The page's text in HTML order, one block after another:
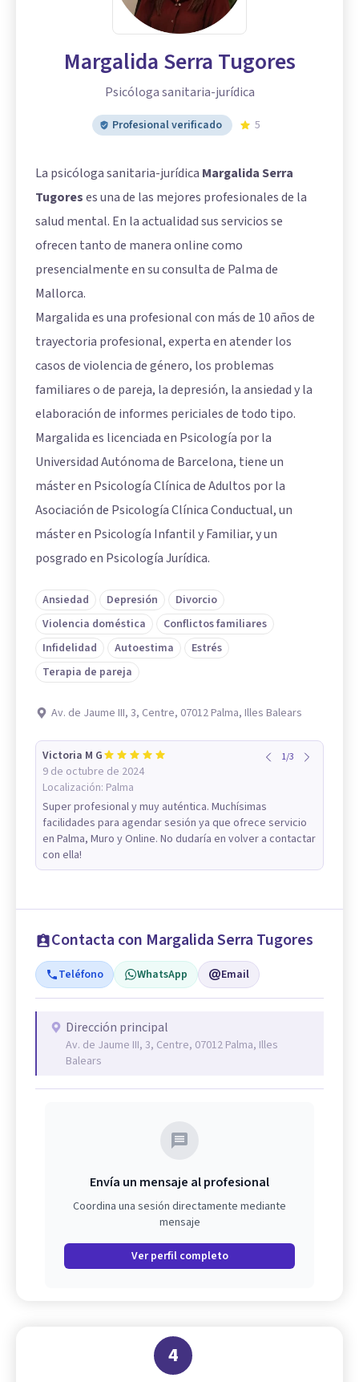
Margalida Serra Tugores
Psicóloga sanitaria-jurídica
Profesional verificado 5
La psicóloga sanitaria-jurídica Margalida Serra
Tugoreses una de las mejores profesionales de la
salud mental. En la actualidad sus servicios se
ofrecen tanto de manera online como
presencialmente en su consulta de Palma de
Mallorca.
Margalida es una profesional con más de 10 años de
trayectoria profesional, experta en atender los
casos de violencia de género, los problemas
familiares o de pareja, la depresión, la ansiedad y la
elaboración de informes periciales de todo tipo.
Margalida es licenciada en Psicología por la
Universidad Autónoma de Barcelona, tiene un
máster en Psicología Clínica de Adultos por la
Asociación de Psicología Clínica Conductual, un
máster en Psicología Infantil y Familiar, y un
posgrado en Psicología Jurídica.
Ansiedad Depresión
Divorcio
Violencia doméstica
Conflictos familiares
Infidelidad
Autoestima
Estrés
Terapia de pareja
Av. de Jaume III, 3, Centre, 07012 Palma, Illes Balears
Victoria M G
9 de octubre de 2024
Localización: Palma
1/3
Super profesional y muy auténtica. Muchísimas
facilidades para agendar sesión ya que ofrece servicio
en Palma, Muro y Online. No dudaría en volver a contactar
con ella!
Contacta con Margalida Serra Tugores
Teléfono WhatsApp Email
Dirección principal
Av. de Jaume III, 3, Centre, 07012 Palma, Illes
Balears
Envía un mensaje al profesional
Coordina una sesión directamente mediante
mensaje
Ver perfil completo
4